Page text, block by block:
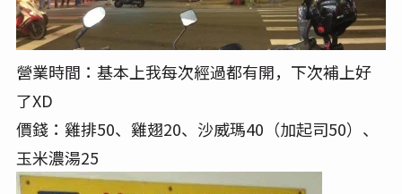
營業時間：基本上我每次經過都有開，下次補上好
了XD
價錢：雞排50、雞翅20、沙威瑪40（加起司50）、
玉米濃湯25